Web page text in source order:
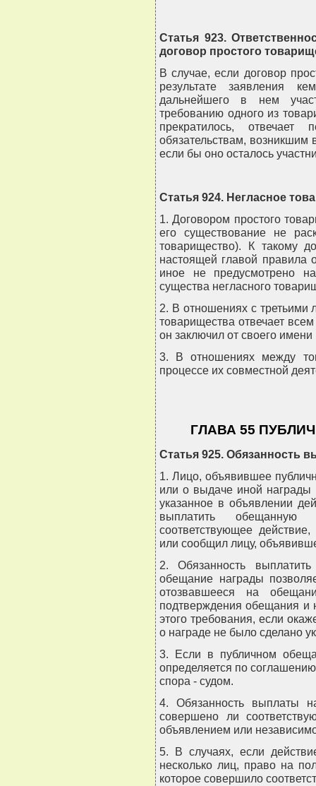
Статья 923.
договор простого
В случае, если договор
результате заявления
дальнейшего в нем
требованию одного из
прекратилось,
обязательствам, возникшим
если бы оно осталось
Статья 924. Негласное
1. Договором простого
его существование не
товарищество). К такому
настоящей главой правила
иное не предусмотрено
существа негласного
2. В отношениях с третьими
товарищества отвечает
он заключил от своего
3. В отношениях между
процессе их совместной
ГЛАВА 55
Статья 925. Обязанность
1. Лицо, объявившее
или о выдаче иной награды
указанное в объявлении
выплатить
соответствующее
или сообщил лицу,
2. Обязанность
обещание награды
отозвавшееся на
подтверждения обещания и
этого требования, если
о награде не было сделано
3. Если в публичном
определяется по
спора - судом.
4. Обязанность выплаты
совершено ли
объявлением или
5. В случаях, если
несколько лиц, право на
которое совершило